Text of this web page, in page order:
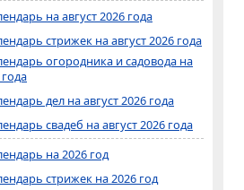
на август 2026 года
стрижек на август 2026 года
огородника и садовода на
дел на август 2026 года
свадеб на август 2026 года
на 2026 год
стрижек на 2026 год